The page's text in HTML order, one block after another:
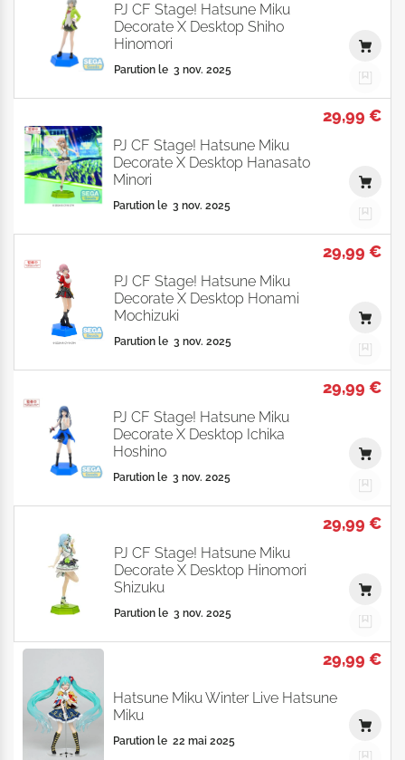
PJ CF Stage! Hatsune Miku
Decorate X Desktop Shiho
Hinomori
Parution le 3 nov. 2025
29,99 €
PJ CF Stage! Hatsune Miku
Decorate X Desktop Hanasato
Minori
Parution le 3 nov. 2025
29,99 €
PJ CF Stage! Hatsune Miku
Decorate X Desktop Honami
Mochizuki
Parution le 3 nov. 2025
29,99 €
PJ CF Stage! Hatsune Miku
Decorate X Desktop Ichika
Hoshino
Parution le 3 nov. 2025
29,99 €
PJ CF Stage! Hatsune Miku
Decorate X Desktop Hinomori
Shizuku
Parution le 3 nov. 2025
29,99 €
Hatsune Miku Winter Live Hatsune
Miku
Parution le 22 mai 2025